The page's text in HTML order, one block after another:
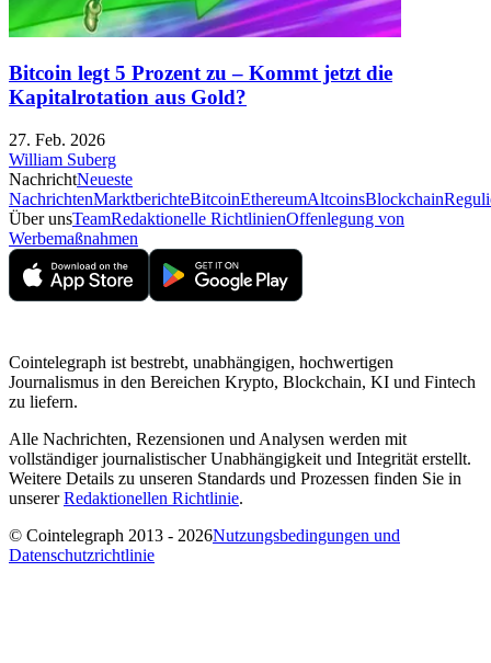
Bitcoin legt 5 Prozent zu – Kommt jetzt die
Kapitalrotation aus Gold?
27. Feb. 2026
William Suberg
NachrichtNeueste
NachrichtenMarktberichteBitcoinEthereumAltcoinsBlockchain
Über unsTeamRedaktionelle RichtlinienOffenlegung von
Werbemaßnahmen
Cointelegraph ist bestrebt, unabhängigen, hochwertigen
Journalismus in den Bereichen Krypto, Blockchain, KI und Fintech
zu liefern.
Alle Nachrichten, Rezensionen und Analysen werden mit
vollständiger journalistischer Unabhängigkeit und Integrität erstellt.
Weitere Details zu unseren Standards und Prozessen finden Sie in
unsererRedaktionellen Richtlinie.
© Cointelegraph 2013 - 2026Nutzungsbedingungen und
Datenschutzrichtlinie